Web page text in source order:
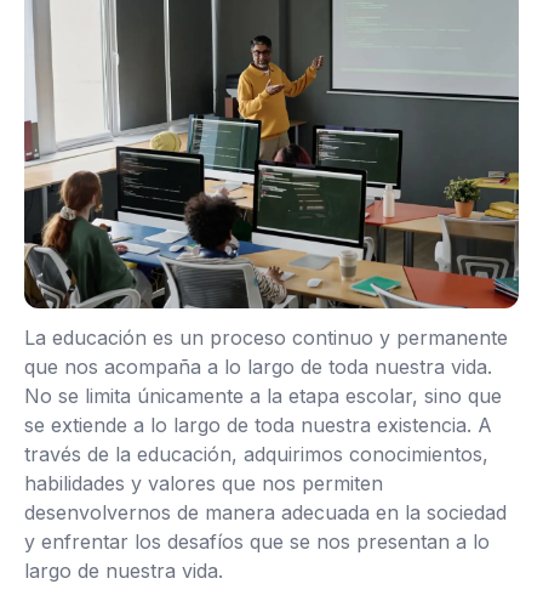
La educación es un proceso continuo y permanente
que nos acompaña a lo largo de toda nuestra vida.
No se limita únicamente a la etapa escolar, sino que
se extiende a lo largo de toda nuestra existencia. A
través de la educación, adquirimos conocimientos,
habilidades y valores que nos permiten
desenvolvernos de manera adecuada en la sociedad
y enfrentar los desafíos que se nos presentan a lo
largo de nuestra vida.